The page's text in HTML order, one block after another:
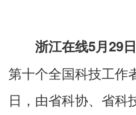
浙江在线5月29
第十个全国科技工作
日，由省科协、省科